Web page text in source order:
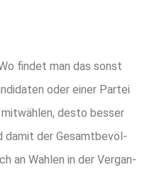
fin­det man das sonst
oder einer Par­tei
des­to bes­ser
damit der Gesamt­be­völ­
an Wah­len in der Ver­gan­